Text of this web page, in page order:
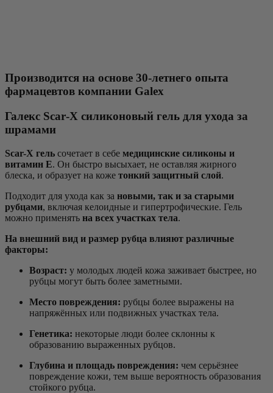
Производится на основе 30-летнего опыта
фармацевтов компании Galex
Галекс Scar‑X силиконовый гель для ухода за
шрамами
Scar-X гель сочетает в себе медицинские силиконы и
витамин E. Он быстро высыхает, не оставляя жирного
блеска, и образует на коже тонкий защитный слой.
Подходит для ухода как за новыми, так и за старыми
рубцами, включая келоидные и гипертрофические. Гель
можно применять на всех участках тела.
На внешний вид и размер рубца влияют различные
факторы:
Возраст: у молодых людей кожа заживает быстрее, но
рубцы могут быть более заметными.
Место повреждения: рубцы более выражены на
напряжённых или подвижных участках тела.
Генетика: некоторые люди более склонны к
образованию выраженных рубцов.
Глубина и площадь повреждения: чем серьёзнее
повреждение кожи, тем выше вероятность образования
стойкого рубца.